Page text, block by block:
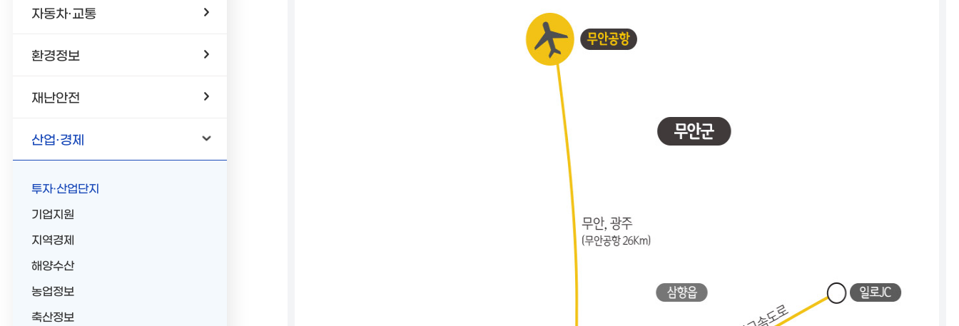
자동차·교통
환경정보
재난안전
산업·경제
투자·산업단지
기업지원
지역경제
해양수산
농업정보
축산정보